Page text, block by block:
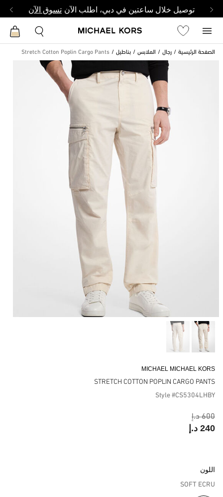
توصيل خلال ساعتين في دبي، اطلب الآن تسوق الآن
الصفحة الرئيسية رجال الملابس بناطيل Stretch Cotton Poplin Cargo Pants
MICHAEL MICHAEL KORS
STRETCH COTTON POPLIN CARGO PANTS
Style #CS5304LHBY
600 د.إ
240 د.إ
اللون
SOFT ECRU